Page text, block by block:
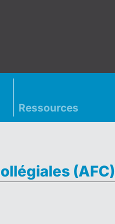
Ressources
(AFC)